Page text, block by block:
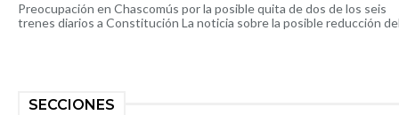
Preocupación en Chascomús por la posible quita de dos de los seis
trenes diarios a Constitución La noticia sobre la posible reducción
SECCIONES